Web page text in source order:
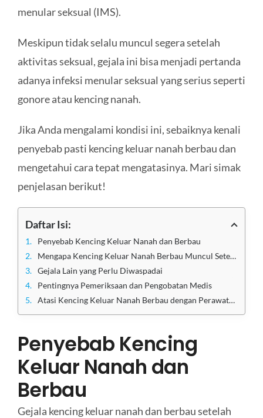
menular seksual (IMS).
Meskipun tidak selalu muncul segera setelah
aktivitas seksual, gejala ini bisa menjadi pertanda
adanya infeksi menular seksual yang serius seperti
gonore atau kencing nanah.
Jika Anda mengalami kondisi ini, sebaiknya kenali
penyebab pasti kencing keluar nanah berbau dan
mengetahui cara tepat mengatasinya. Mari simak
penjelasan berikut!
Daftar Isi:
Penyebab Kencing Keluar Nanah dan Berbau
Mengapa Kencing Keluar Nanah Berbau Muncul Setelah Sebulan?
Gejala Lain yang Perlu Diwaspadai
Pentingnya Pemeriksaan dan Pengobatan Medis
Atasi Kencing Keluar Nanah Berbau dengan Perawatan Terbaik di Klinik Utama Sentosa
Penyebab Kencing
Keluar Nanah dan
Berbau
Gejala kencing keluar nanah dan berbau setelah